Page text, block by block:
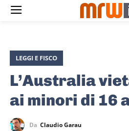
LEGGI E FISCO
L’Australia
ai minori di 16
Da Claudio Garau